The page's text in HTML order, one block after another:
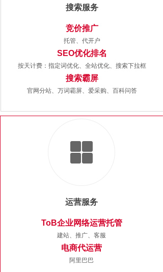
ToB企业网络运营托管
建站、推广、客服
电商代运营
阿里巴巴​
运营服务
竞价推广
托管、代开户
SEO优化排名
按天计费： 指定词优化、全站优化、搜索下拉框
搜索霸屏
官网分站、万词霸屏、爱采购、百科问答
搜索服务